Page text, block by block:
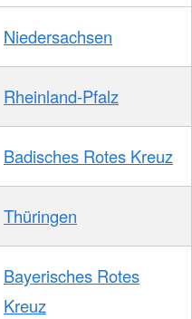
Niedersachsen
Rheinland-Pfalz
Badisches Rotes Kreuz
Thüringen
Bayerisches Rotes
Kreuz